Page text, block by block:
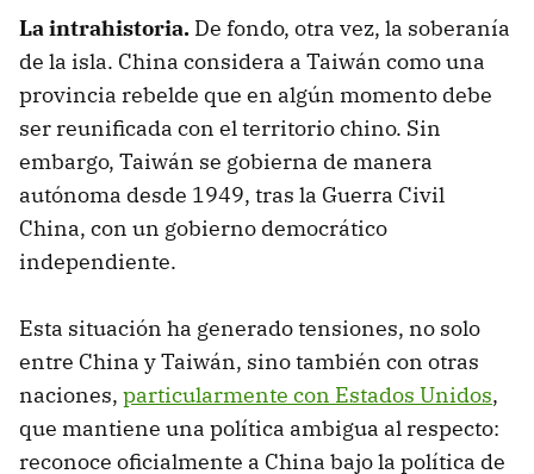
La intrahistoria. De fondo, otra vez, la soberanía
de la isla. China considera a Taiwán como una
provincia rebelde que en algún momento debe
ser reunificada con el territorio chino. Sin
embargo, Taiwán se gobierna de manera
autónoma desde 1949, tras la Guerra Civil
China, con un gobierno democrático
independiente.
Esta situación ha generado tensiones, no solo
entre China y Taiwán, sino también con otras
naciones, particularmente con Estados Unidos,
que mantiene una política ambigua al respecto:
reconoce oficialmente a China bajo la política de